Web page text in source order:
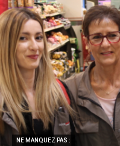
NE MANQUEZ PAS :